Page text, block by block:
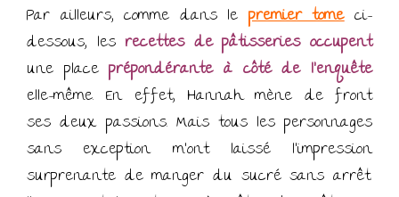
Par ailleurs, comme dans le premier tomeci-
dessous, les recettes de pâtisseriesoccupent
une placeprépondérante à côté de l’enquête
elle-même. En effet, Hannah mène de front
ses deux passions. Mais tous les personnages
sans exception m’ont laissé l’impression
surprenante de manger du sucré sans arrêt.